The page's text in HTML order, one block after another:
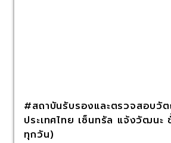
#สถาบันรับรองและตรวจสอบวั
ประเทศไทย เซ็นทรัล แจ้งวัฒนะ
ทุกวัน)